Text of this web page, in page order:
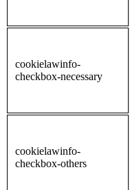
cookielawinfo-
checkbox-necessary
cookielawinfo-
checkbox-others